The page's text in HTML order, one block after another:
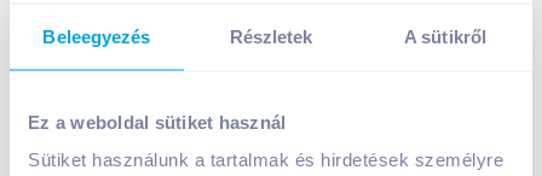
Beleegyezés Részletek A sütikről
Ez a weboldal sütiket használ
Sütiket használunk a tartalmak és hirdetések személyre
Sanytol fertőtlenítő felülettisztító 1 l eukaliptusz
Nettó eladási ár: 1 023Ft /db(27% áfa)